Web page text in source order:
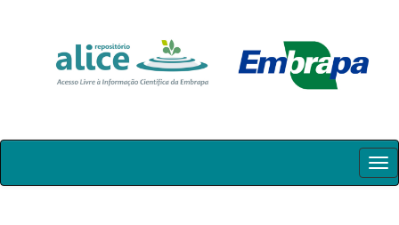
Skip